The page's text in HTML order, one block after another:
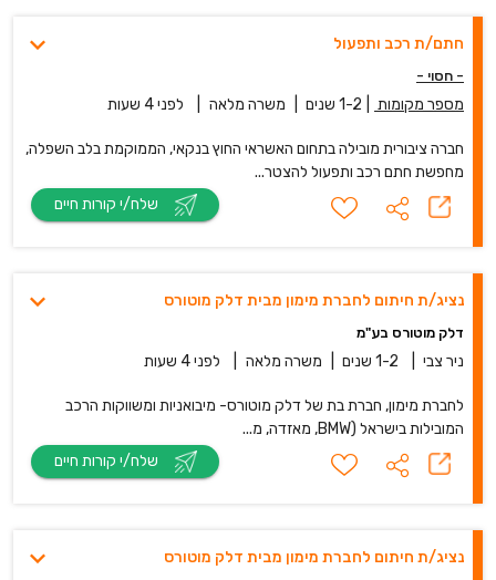
חתם/ת רכב ותפעול
- חסוי -
מספר מקומות 1-2 שנים משרה מלאה לפני 4 שעות
חברה ציבורית מובילה בתחום האשראי החוץ בנקאי, הממוקמת בלב השפלה,
מחפשת חתם רכב ותפעול להצטר...
נציג/ת חיתום לחברת מימון מבית דלק מוטורס
דלק מוטורס בע"מ
ניר צבי 1-2 שנים משרה מלאה לפני 4 שעות
לחברת מימון, חברת בת של דלק מוטורס- מיבואניות ומשווקות הרכב
המובילות בישראל (BMW, מאזדה, מ...
נציג/ת חיתום לחברת מימון מבית דלק מוטורס